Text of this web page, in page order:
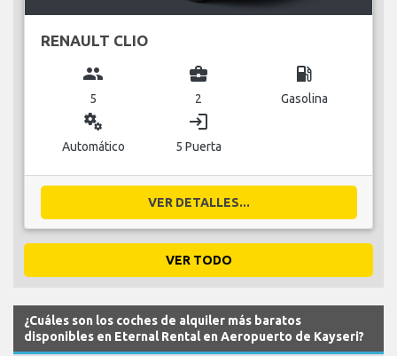
RENAULT CLIO
group
5
business_center
2
local_gas_station
Gasolina
miscellaneous_services
Automático
login
5 Puerta
VER DETALLES...
VER TODO
¿Cuáles son los coches de alquiler más baratos
disponibles en Eternal Rental en Aeropuerto de Kayseri?